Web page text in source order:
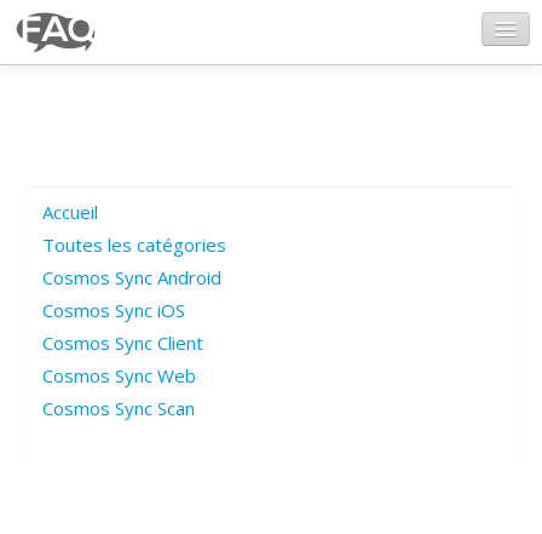
Poser une question
Questions ouvertes
Connexion
Accueil
Toutes les catégories
Cosmos Sync Android
Cosmos Sync iOS
Cosmos Sync Client
Cosmos Sync Web
Cosmos Sync Scan